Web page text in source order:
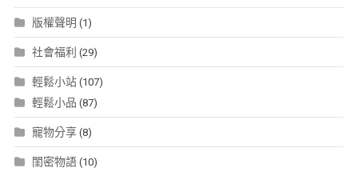
版權聲明 (1)
社會福利 (29)
輕鬆小站(107)
輕鬆小品 (87)
寵物分享(8)
閨密物語(10)